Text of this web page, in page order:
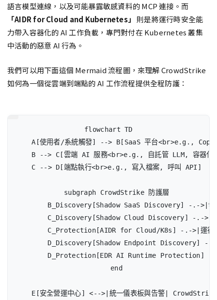
語言模型連線，以及可能暴露敏感資料的 MCP 連接。而
「AIDR for Cloud and Kubernetes」
則是將運行時安全能
力帶入容器化的 AI 工作負載，專門對付在 Kubernetes 叢集
中活動的惡意 AI 行為。
我們可以用下面這個 Mermaid 流程圖，來理解 CrowdStrike
如何為一個從雲端到端點的 AI 工作流程提供全程防護：
flowchart TD
A[使用者/系統觸發] --> B[SaaS 平台<br>e.g.,
B --> C[雲端 AI 服務<br>e.g., 自託管 LLM, 容器化
    C --> D[端點執行<br>e.g., 寫入檔案, 呼叫 API]
    subgraph CrowdStrike 防護層
B_Discovery[Shadow SaaS Discovery] -.->|發
C_Discovery[Shadow Cloud Discovery] -.->|
C_Protection[AIDR for Cloud/K8s] -.->|運行
D_Discovery[Shadow Endpoint Discovery] -.-
D_Protection[EDR AI Runtime Protection] -
    end
E[安全營運中心] <-->|統一儀表板與告警|